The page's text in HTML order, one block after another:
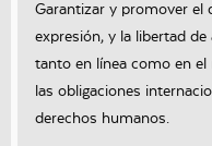
Garantizar y promover el
expresión, y la libertad
tanto en línea como en
las obligaciones
derechos humanos.